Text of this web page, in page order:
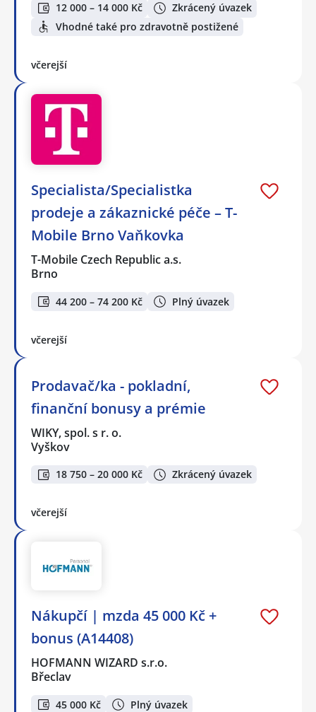
12 000 – 14 000 Kč
Zkrácený úvazek
Vhodné také pro zdravotně postižené
včerejší
Specialista/Specialistka
prodeje a zákaznické péče – T-
Mobile Brno Vaňkovka
T-Mobile Czech Republic a.s.
Brno
44 200 – 74 200 Kč Plný úvazek
včerejší
Prodavač/ka - pokladní,
finanční bonusy a prémie
WIKY, spol. s r. o.
Vyškov
18 750 – 20 000 Kč Zkrácený úvazek
včerejší
Nákupčí | mzda 45 000 Kč +
bonus (A14408)
HOFMANN WIZARD s.r.o.
Břeclav
45 000 Kč Plný úvazek